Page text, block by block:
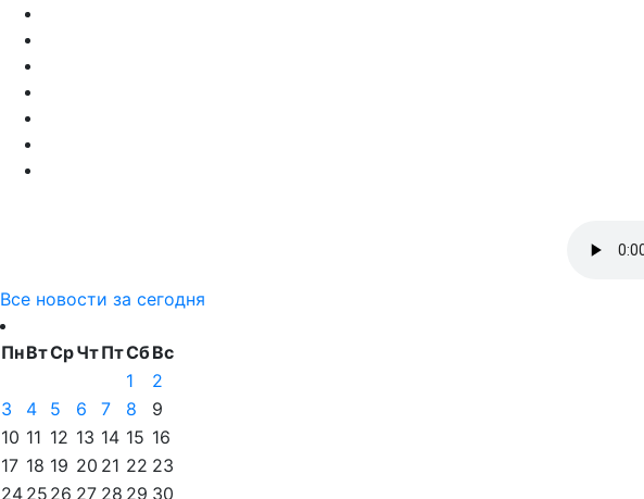
Все новости за сегодня
ПнВтСрЧтПтСбВс
1
2
3
4 5 6 7 8
9
10 11 12 13 14 15 16
17 18 19 20 21 22 23
24 25 26 27 28 29 30